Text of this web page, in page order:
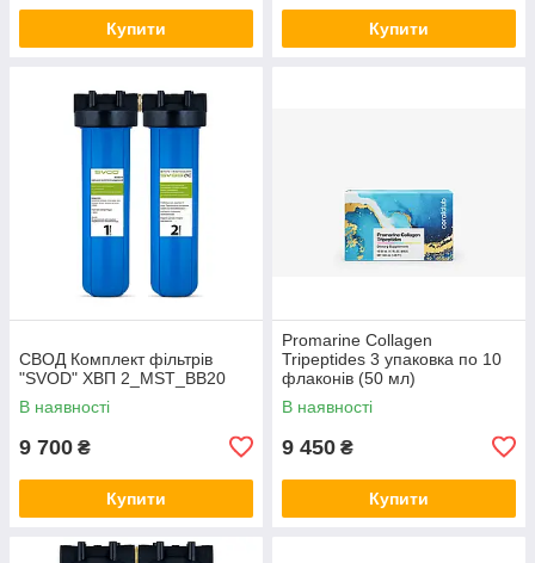
Купити Купити
СВОД Комплект фільтрів
"SVOD" ХВП 2_MST_BB20
В наявності
9 700 ₴
Купити
Promarine Collagen
Tripeptides 3 упаковка по 10
флаконів (50 мл)
В наявності
9 450 ₴
Купити